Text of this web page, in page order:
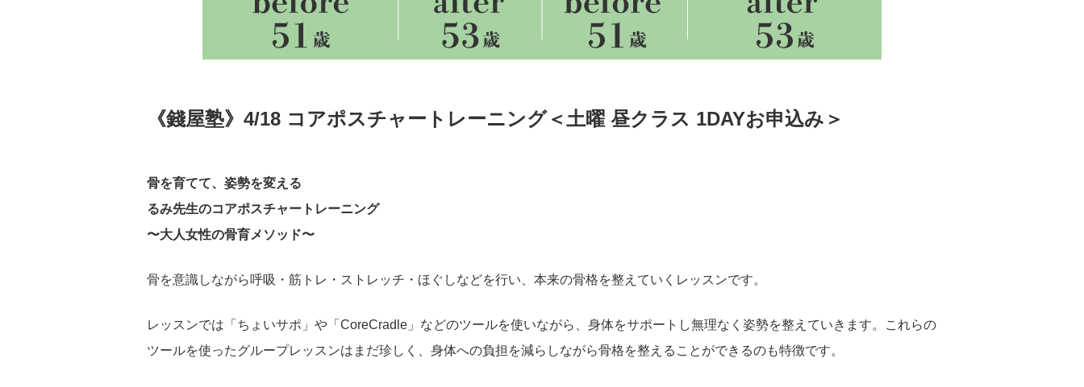
《錢屋塾》4/18 コアポスチャートレーニング＜土曜 昼クラス 1DAYお申込み＞
骨を育てて、姿勢を変える
るみ先生のコアポスチャートレーニング
〜大人女性の骨育メソッド〜
骨を意識しながら呼吸・筋トレ・ストレッチ・ほぐしなどを行い、本来の骨格を整えていくレッスンです。
レッスンでは「ちょいサポ」や「CoreCradle」などのツールを使いながら、身体をサポートし無理なく姿勢を整えていきます。これらの
ツールを使ったグループレッスンはまだ珍しく、身体への負担を減らしながら骨格を整えることができるのも特徴です。